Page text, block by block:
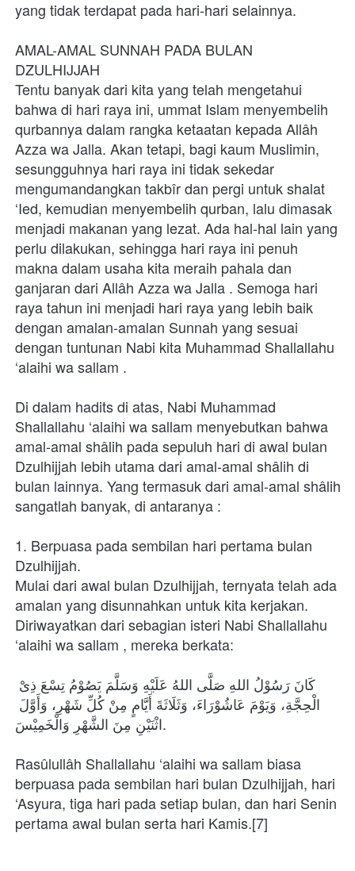
yang tidak terdapat pada hari-hari selainnya.
AMAL-AMAL SUNNAH PADA BULAN
DZULHIJJAH
Tentu banyak dari kita yang telah mengetahui
bahwa di hari raya ini, ummat Islam menyembelih
qurbannya dalam rangka ketaatan kepada Allâh
Azza wa Jalla. Akan tetapi, bagi kaum Muslimin,
sesungguhnya hari raya ini tidak sekedar
mengumandangkan takbîr dan pergi untuk shalat
‘Ied, kemudian menyembelih qurban, lalu dimasak
menjadi makanan yang lezat. Ada hal-hal lain yang
perlu dilakukan, sehingga hari raya ini penuh
makna dalam usaha kita meraih pahala dan
ganjaran dari Allâh Azza wa Jalla . Semoga hari
raya tahun ini menjadi hari raya yang lebih baik
dengan amalan-amalan Sunnah yang sesuai
dengan tuntunan Nabi kita Muhammad Shallallahu
‘alaihi wa sallam .
Di dalam hadits di atas, Nabi Muhammad
Shallallahu ‘alaihi wa sallam menyebutkan bahwa
amal-amal shâlih pada sepuluh hari di awal bulan
Dzulhijjah lebih utama dari amal-amal shâlih di
bulan lainnya. Yang termasuk dari amal-amal shâlih
sangatlah banyak, di antaranya :
1. Berpuasa pada sembilan hari pertama bulan
Dzulhijjah.
Mulai dari awal bulan Dzulhijjah, ternyata telah ada
amalan yang disunnahkan untuk kita kerjakan.
Diriwayatkan dari sebagian isteri Nabi Shallallahu
‘alaihi wa sallam , mereka berkata:
اثْنَيْنِ مِنَ الشَّهْرِ وَالْخَمِيْسَ.
Rasûlullâh Shallallahu ‘alaihi wa sallam biasa
berpuasa pada sembilan hari bulan Dzulhijjah, hari
‘Asyura, tiga hari pada setiap bulan, dan hari Senin
pertama awal bulan serta hari Kamis.[7]